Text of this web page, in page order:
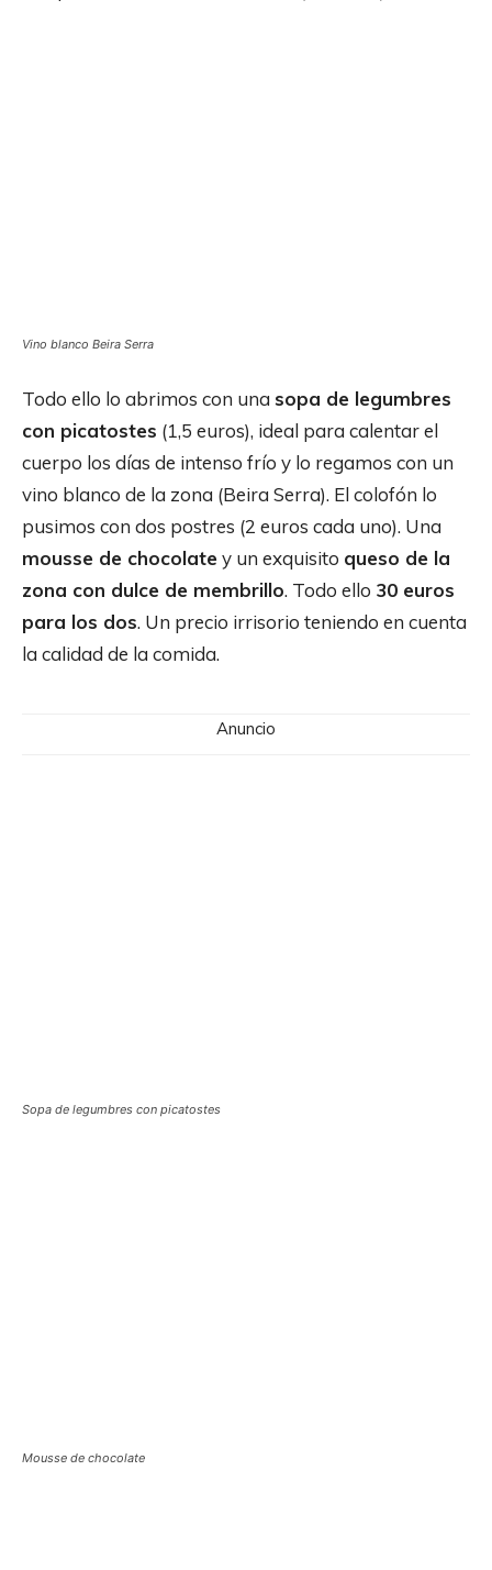
Vino blanco Beira Serra
Todo ello lo abrimos con una sopa de legumbres
con picatostes (1,5 euros), ideal para calentar el
cuerpo los días de intenso frío y lo regamos con un
vino blanco de la zona (Beira Serra). El colofón lo
pusimos con dos postres (2 euros cada uno). Una
mousse de chocolate y un exquisito queso de la
zona con dulce de membrillo. Todo ello 30 euros
para los dos. Un precio irrisorio teniendo en cuenta
la calidad de la comida.
Anuncio
Sopa de legumbres con picatostes
Mousse de chocolate